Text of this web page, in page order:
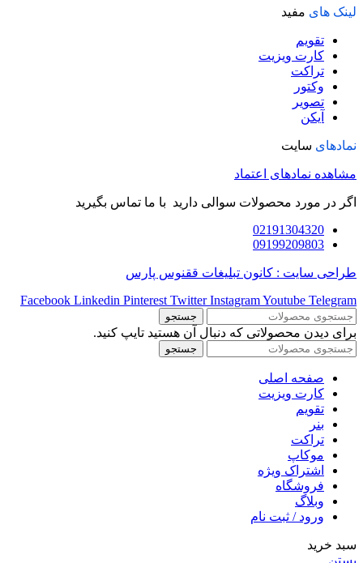
لینک های مفید
تقویم
کارت ویزیت
تراکت
وکتور
تصویر
آیکن
نمادهای سایت
مشاهده نمادهای اعتماد
اگر در مورد محصولات سوالی دارید با ما تماس بگیرید
02191304320
09199209803
طراحی سایت : کانون تبلیغات ققنوس پارس
Facebook Linkedin Pinterest Twitter InstagramYoutube Telegram
جستجو
برای دیدن محصولاتی که دنبال آن هستید تایپ کنید.
جستجو
صفحه اصلی
کارت ویزیت
تقویم
بنر
تراکت
موکاپ
اشتراک ویژه
فروشگاه
وبلاگ
ورود / ثبت نام
سبد خرید